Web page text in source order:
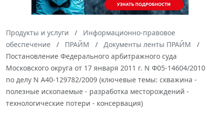
Продукты и услуги
Информационно-правовое
обеспечение
ПРАЙМ
Документы ленты ПРАЙМ
Постановление Федерального арбитражного суда
Московского округа от 17 января 2011 г. N Ф05-14604/2010
по делу N А40-129782/2009 (ключевые темы: скважина -
полезные ископаемые - разработка месторождений -
технологические потери - консервация)